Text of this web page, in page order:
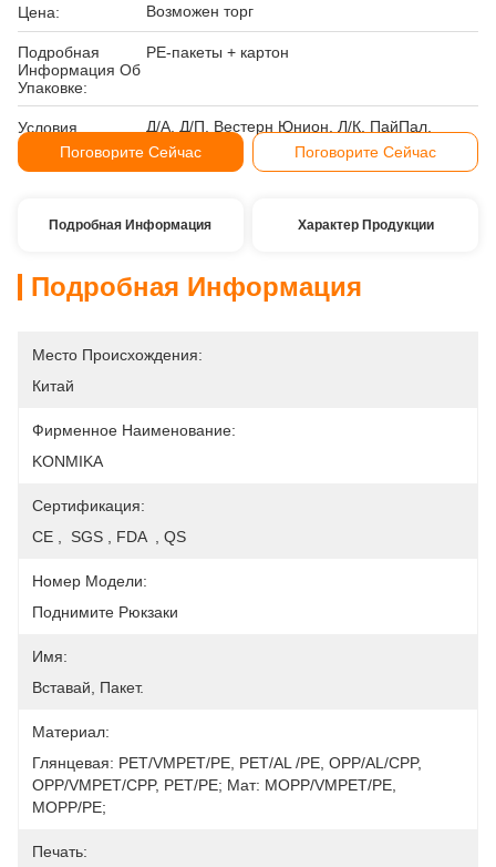
Цена: Возможен торг
Подробная
Информация Об
Упаковке:
PE-пакеты + картон
Условия
Оплаты:
Д/А, Д/П, Вестерн Юнион, Л/К, ПайПал,
Эскроу, Т/Т,
Поговорите Сейчас Поговорите Сейчас
Подробная Информация Характер Продукции
Подробная Информация
Место Происхождения:
Китай
Фирменное Наименование:
KONMIKA
Сертификация:
CE ,  SGS , FDA  , QS
Номер Модели:
Поднимите Рюкзаки
Имя:
Вставай, Пакет.
Материал:
Глянцевая: PET/VMPET/PE, PET/AL /PE, OPP/AL/CPP,
OPP/VMPET/CPP, PET/PE; Мат: MOPP/VMPET/PE,
MOPP/PE;
Печать: